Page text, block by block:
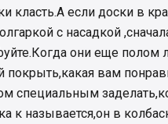
класть.А если доски в
с насадкой
они еще полом
вам
специальным
к называется,он в